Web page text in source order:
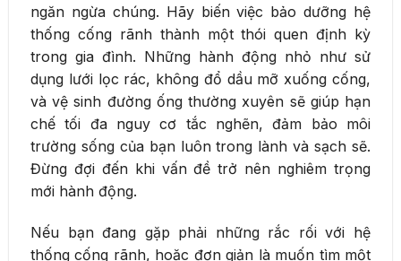
ngăn ngừa chúng. Hãy biến việc bảo dưỡng hệ
thống cống rãnh thành một thói quen định kỳ
trong gia đình. Những hành động nhỏ như sử
dụng lưới lọc rác, không đổ dầu mỡ xuống cống,
và vệ sinh đường ống thường xuyên sẽ giúp hạn
chế tối đa nguy cơ tắc nghẽn, đảm bảo môi
trường sống của bạn luôn trong lành và sạch sẽ.
Đừng đợi đến khi vấn đề trở nên nghiêm trọng
mới hành động.
Nếu bạn đang gặp phải những rắc rối với hệ
thống cống rãnh, hoặc đơn giản là muốn tìm một